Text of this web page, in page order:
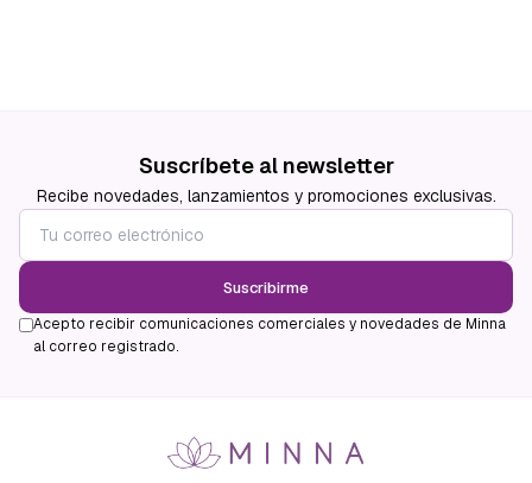
Suscríbete al newsletter
Recibe novedades, lanzamientos y promociones exclusivas.
Suscribirme
Acepto recibir comunicaciones comerciales y novedades de Minna
al correo registrado.